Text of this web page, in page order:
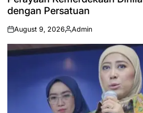
dengan Persatuan
on
August 9, 2026
Posted
by
Admin